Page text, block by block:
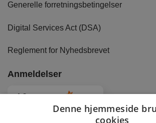
Generelle forretningsbetingelser
Digital Services Act (DSA)
Reglement for Nyhedsbrevet
Anmeldelser
4.8
Denne hjemmeside
cookies